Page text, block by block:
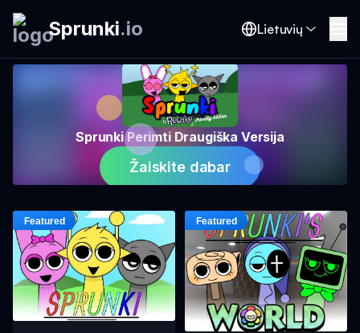
Sprunki.io Lietuvių
Sprunki Perimti Draugiška Versija
Žaiskite dabar